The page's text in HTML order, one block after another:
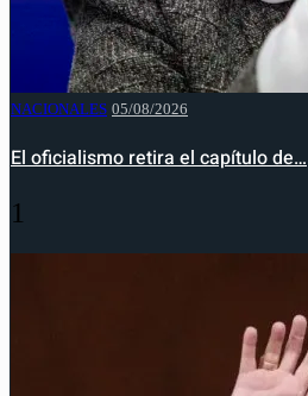
NACIONALES 05/08/2026
El oficialismo retira el capítulo de…
1